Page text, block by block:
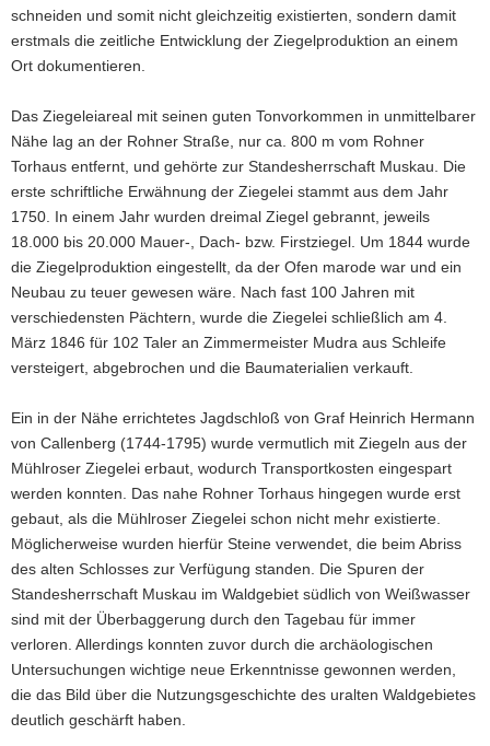
schneiden und somit nicht gleichzeitig existierten, sondern damit
erstmals die zeitliche Entwicklung der Ziegelproduktion an einem
Ort dokumentieren.
Das Ziegeleiareal mit seinen guten Tonvorkommen in unmittelbarer
Nähe lag an der Rohner Straße, nur ca. 800 m vom Rohner
Torhaus entfernt, und gehörte zur Standesherrschaft Muskau. Die
erste schriftliche Erwähnung der Ziegelei stammt aus dem Jahr
1750. In einem Jahr wurden dreimal Ziegel gebrannt, jeweils
18.000 bis 20.000 Mauer-, Dach- bzw. Firstziegel. Um 1844 wurde
die Ziegelproduktion eingestellt, da der Ofen marode war und ein
Neubau zu teuer gewesen wäre. Nach fast 100 Jahren mit
verschiedensten Pächtern, wurde die Ziegelei schließlich am 4.
März 1846 für 102 Taler an Zimmermeister Mudra aus Schleife
versteigert, abgebrochen und die Baumaterialien verkauft.
Ein in der Nähe errichtetes Jagdschloß von Graf Heinrich Hermann
von Callenberg (1744-1795) wurde vermutlich mit Ziegeln aus der
Mühlroser Ziegelei erbaut, wodurch Transportkosten eingespart
werden konnten. Das nahe Rohner Torhaus hingegen wurde erst
gebaut, als die Mühlroser Ziegelei schon nicht mehr existierte.
Möglicherweise wurden hierfür Steine verwendet, die beim Abriss
des alten Schlosses zur Verfügung standen. Die Spuren der
Standesherrschaft Muskau im Waldgebiet südlich von Weißwasser
sind mit der Überbaggerung durch den Tagebau für immer
verloren. Allerdings konnten zuvor durch die archäologischen
Untersuchungen wichtige neue Erkenntnisse gewonnen werden,
die das Bild über die Nutzungsgeschichte des uralten Waldgebietes
deutlich geschärft haben.